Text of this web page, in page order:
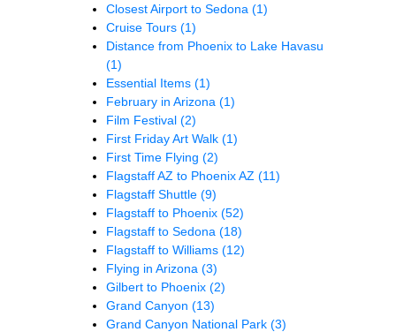
Closest Airport to Sedona (1)
Cruise Tours (1)
Distance from Phoenix to Lake Havasu
(1)
Essential Items (1)
February in Arizona (1)
Film Festival (2)
First Friday Art Walk (1)
First Time Flying (2)
Flagstaff AZ to Phoenix AZ (11)
Flagstaff Shuttle (9)
Flagstaff to Phoenix (52)
Flagstaff to Sedona (18)
Flagstaff to Williams (12)
Flying in Arizona (3)
Gilbert to Phoenix (2)
Grand Canyon (13)
Grand Canyon National Park (3)